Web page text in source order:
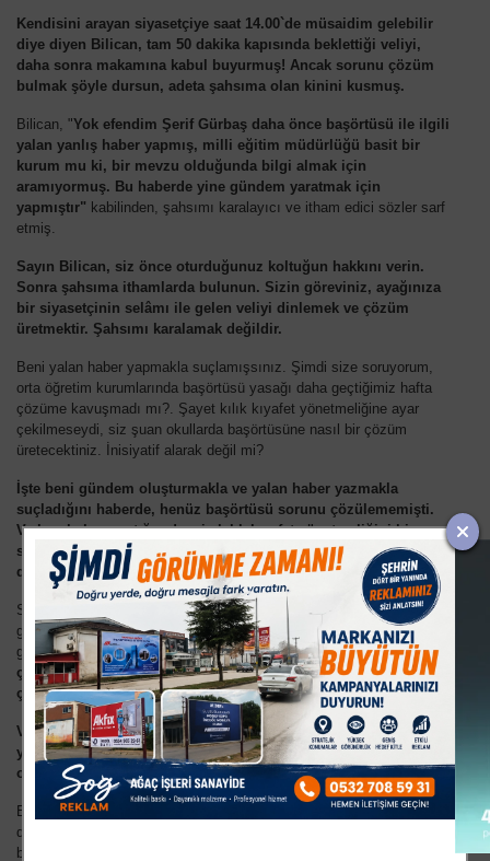
Kendisini arayan siyasetçiye saat 14.00`de müsaidim gelebilir
diye diyen Bilican, tam 50 dakika kapısında beklettiği veliyi,
daha sonra makamına kabul buyurmuş! Ancak sorunu çözüm
bulmak şöyle dursun, adeta şahsıma olan kinini kusmuş.
Bilican, "Yok efendim Şerif Gürbaş daha önce başörtüsü ile ilgili
yalan yanlış haber yapmış, milli eğitim müdürlüğü basit bir
kurum mu ki, bir mevzu olduğunda bilgi almak için
aramıyormuş. Bu haberde yine gündem yaratmak için
yapmıştır" kabilinden, şahsımı karalayıcı ve itham edici sözler sarf
etmiş.
Sayın Bilican, siz önce oturduğunuz koltuğun hakkını verin.
Sonra şahsıma ithamlarda bulunun. Sizin göreviniz, ayağınıza
bir siyasetçinin selâmı ile gelen veliyi dinlemek ve çözüm
üretmektir. Şahsımı karalamak değildir.
Beni yalan haber yapmakla suçlamışsınız. Şimdi size soruyorum,
orta öğretim kurumlarında başörtüsü yasağı daha geçtiğimiz hafta
çözüme kavuşmadı mı?. Şayet kılık kıyafet yönetmeliğine ayar
çekilmeseydi, siz şuan okullarda başörtüsüne nasıl bir çözüm
üretecektiniz. İnisiyatif alarak değil mi?
İşte beni gündem oluşturmakla ve yalan haber yazmakla
suçladığını haberde, henüz başörtüsü sorunu çözülememişti.
Ve ben haber yaptığımda, siz kılık kıyafet yönetmeliğini hiçe
sayarak bir nevi inisiyatif kullanarak bu sorunu çözme
düşüncesindeydiniz.
Siz dua edin ki, İnegöl`de sol tandanslı gazeteci yok. Şayet benim
gibi düşünen gazeteci yerine Kemalist ve laik düşüncedeki bir
gazeteci olsaydı, kendinizi gazete manşetlerinde, "AK Parti`nin
çözemediği başörtüsü sorununu, yönetmeliği çiğneyerek
çözen, ilçe milli eğitim müdürü"olarak görürdünüz.
Ve şuan o koltukta değil de, hâkim karşısında, kılık kıyafet
yönetmeliğini çiğneyen bir ilçe milli eğitim müdürü olarak
oturuyor olurdunuz.
Eğer gün, sizin gibi düşünen insanların günü ise, eğer sizin gibi
düşünen insanlar o koltuklarda rahatça oturabiliyorsa, lütfen
bugünün ortamını korumaya çalışan gazetecileri iyi tanıyın ve